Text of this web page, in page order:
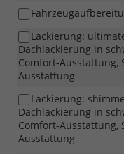
Lackierung:
Dachlackierung in
Comfort-Ausstattung,
Ausstattung
Lackierung:
Dachlackierung in
Comfort-Ausstattung,
Ausstattung